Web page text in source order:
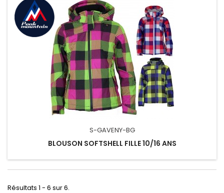
S-GAVENY-BG
BLOUSON SOFTSHELL FILLE 10/16 ANS
Résultats 1 - 6 sur 6.